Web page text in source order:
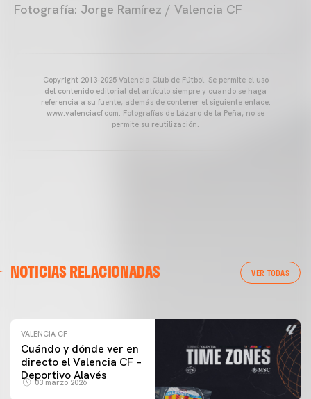
Fotografía: Jorge Ramírez / Valencia CF
Copyright 2013-2025 Valencia Club de Fútbol. Se permite el uso
del contenido editorial del artículo siempre y cuando se haga
referencia a su fuente, además de contener el siguiente enlace:
www.valenciacf.com. Fotografías de Lázaro de la Peña, no se
permite su reutilización.
NOTICIAS RELACIONADAS VER TODAS
ENTRENAMIENTO DEL VALENCIA CF 04/03/26
VALENCIA CF
Cuándo y dónde ver en
directo el Valencia CF –
Deportivo Alavés
03 marzo 2026